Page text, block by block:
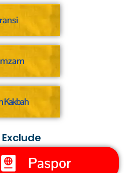
Kakbah
Exclude
Paspor